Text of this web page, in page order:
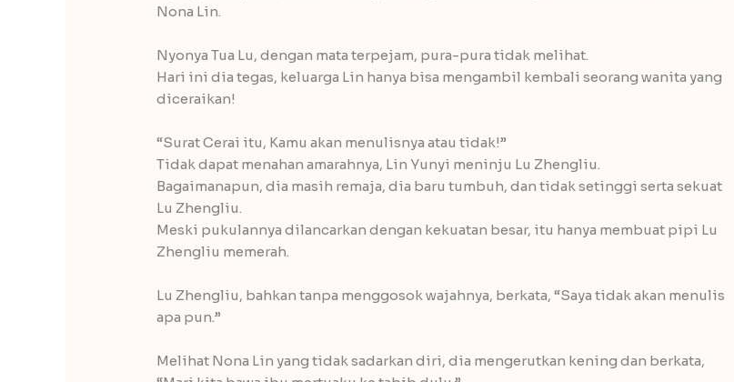
Nona Lin.
Nyonya Tua Lu, dengan mata terpejam, pura-pura tidak melihat.
Hari ini dia tegas, keluarga Lin hanya bisa mengambil kembali seorang wanita yang
diceraikan!
“Surat Cerai itu, Kamu akan menulisnya atau tidak!”
Tidak dapat menahan amarahnya, Lin Yunyi meninju Lu Zhengliu.
Bagaimanapun, dia masih remaja, dia baru tumbuh, dan tidak setinggi serta sekuat
Lu Zhengliu.
Meski pukulannya dilancarkan dengan kekuatan besar, itu hanya membuat pipi Lu
Zhengliu memerah.
Lu Zhengliu, bahkan tanpa menggosok wajahnya, berkata, “Saya tidak akan menulis
apa pun.”
Melihat Nona Lin yang tidak sadarkan diri, dia mengerutkan kening dan berkata,